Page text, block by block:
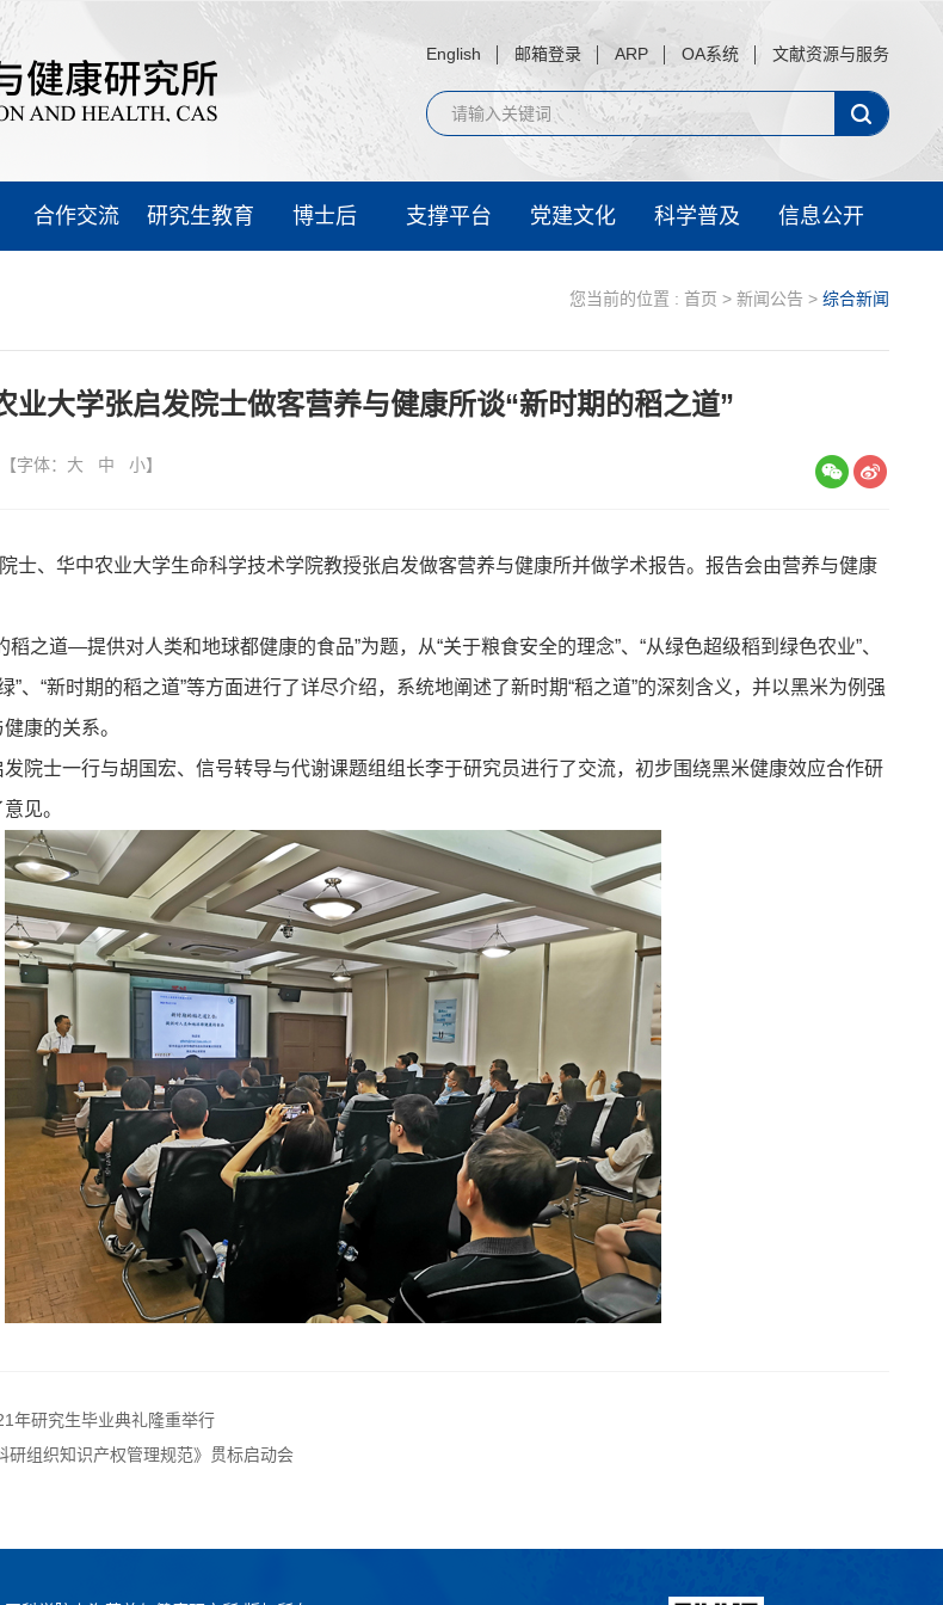
English 邮箱登录 ARP OA系统 文献资源与服务
合作交流 研究生教育 博士后 支撑平台 党建文化 科学普及 信息公开
您当前的位置 : 首页 > 新闻公告 > 综合新闻
业大学张启发院士做客营养与健康所谈“新时期的稻之道”
【字体： 大 中 小】
、华中农业大学生命科学技术学院教授张启发做客营养与健康所并做学术报告。报告会由营养与健康
道—提供对人类和地球都健康的食品”为题，从“关于粮食安全的理念”、“从绿色超级稻到绿色农业”、
”、“新时期的稻之道”等方面进行了详尽介绍，系统地阐述了新时期“稻之道”的深刻含义，并以黑米为例强
康的关系。
士一行与胡国宏、信号转导与代谢课题组组长李于研究员进行了交流，初步围绕黑米健康效应合作研
见。
年研究生毕业典礼隆重举行
研组织知识产权管理规范》贯标启动会